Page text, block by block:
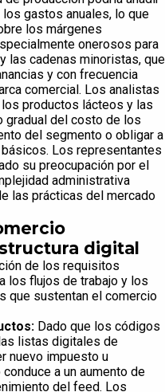
gastos anuales, lo que
los márgenes
onerosos para
las cadenas minoristas, que
y con frecuencia
comercial. Los analistas
productos lácteos y las
gradual del costo de los
del segmento o obligar a
Los representantes
su preocupación por el
administrativa
las prácticas del mercado
digital
de los requisitos
los flujos de trabajo y los
que sustentan el comercio
Dado que los códigos
listas digitales de
nuevo impuesto u
a un aumento de
del feed. Los